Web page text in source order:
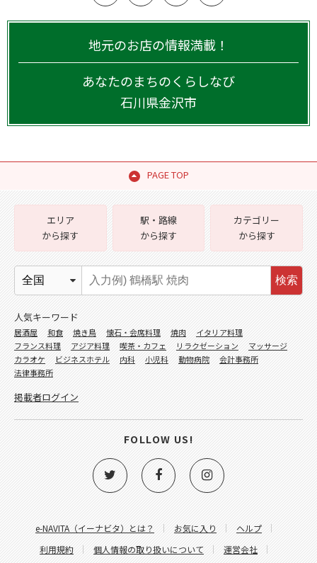
地元のお店の情報満載！
あなたのまちのくらしなび
石川県金沢市
PAGE TOP
e-NAVITA（イーナビタ）とは？ お気に入り
ヘルプ
利用規約
個人情報の取り扱いについて 運営会社
エリア
から探す
駅・路線
から探す
カテゴリー
から探す
検索
人気キーワード
居酒屋 和食 焼き鳥 懐石・会席料理 焼肉
イタリア料理
フランス料理
アジア料理 喫茶・カフェ リラクゼーション
マッサージ
カラオケ
ビジネスホテル 内科 小児科 動物病院
会計事務所
法律事務所
掲載者ログイン
FOLLOW US!